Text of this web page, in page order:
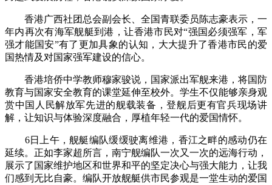
香港广西社团总会副会长、全国青联委员陈志豪表示，一
年内再次有海军舰艇到港，让香港市民对“强国必须强军，军
强才能国安”有了更加具象的认知，大大提升了香港市民的爱
国热情及对国家强军建设的信心。
香港培侨中学教师穆家骏说，国家派出军舰来港，将国防
教育与国家安全教育的课堂延伸至校外。学生不仅能够亲身观
赏中国人民解放军先进的舰载装备，登舰后更有官兵现场讲
解，让知识与体验深度融合，厚植年轻一代的爱国情怀。
6日上午，舰艇编队缓缓驶离维港，香江之畔的感动仍在
延续。正如李家超所言，南宁舰编队一次又一次的远海行动，
展示了国家维护地区和世界和平的坚定决心与强大能力，让我
们感到无比自豪。编队开放舰艇供市民参观是一堂生动的爱国